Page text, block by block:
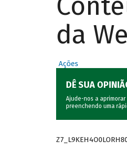
da
Ações
DÊ SUA
Ajude-nos a aprimorar
preenchendo uma